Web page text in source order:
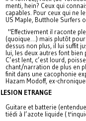
menti, hein? Ceux qui
capables. Pour ceux qui ne
US Maple, Butthole Surfers
"Effectivement il raconte
(quoique…) mais plutôt pour
dessus non plus, il lui suffit
lui, les deux autres font bien
C’est lent, c’est lourd,
chant/narration de plus en
finit dans une cacophonie
Hazam Modoff, ex-
LESION ETRANGE
Guitare et batterie
tiédi à l’azote liquide (